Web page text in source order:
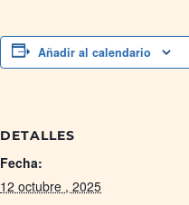
Añadir al calendario
DETALLES
Fecha:
12 octubre , 2025